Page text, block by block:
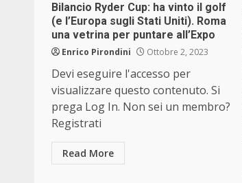
Bilancio Ryder Cup: ha vinto il golf
(e l’Europa sugli Stati Uniti). Roma
una vetrina per puntare all’Expo
Enrico Pirondini Ottobre 2, 2023
Devi eseguire l'accesso per
visualizzare questo contenuto. Si
prega Log In. Non sei un membro?
Registrati
Read More